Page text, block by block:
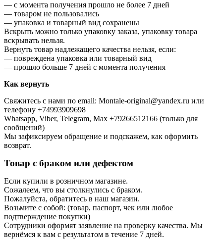
— с момента получения прошло не более 7 дней
— товаром не пользовались
— упаковка и товарный вид сохранены
Вскрыть можно только упаковку заказа, упаковку товара
вскрывать нельзя.
Вернуть товар надлежащего качества нельзя, если:
— повреждена упаковка или товарный вид
— прошло больше 7 дней с момента получения
Как вернуть
Свяжитесь с нами по email: Montale-original@yandex.ru или
телефону +74993909698
Whatsapp, Viber, Telegram, Max +79266512166 (только для
сообщений)
Мы зафиксируем обращение и подскажем, как оформить
возврат.
Товар с браком или дефектом
Если купили в розничном магазине.
Сожалеем, что вы столкнулись с браком.
Пожалуйста, обратитесь в наш магазин.
Возьмите с собой: (товар, паспорт, чек или любое
подтверждение покупки)
Сотрудники оформят заявление на проверку качества. Мы
вернёмся к вам с результатом в течение 7 дней.